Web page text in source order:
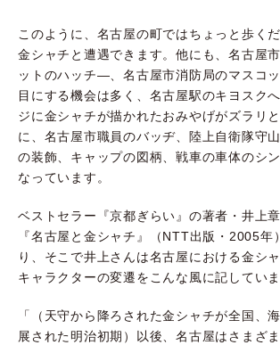
このように、名古屋の町ではちょっと歩く
金シャチと遭遇できます。他にも、名古屋
ットのハッチ―、名古屋市消防局のマスコ
目にする機会は多く、名古屋駅のキヨスク
ジに金シャチが描かれたおみやげがズラリ
に、名古屋市職員のバッヂ、陸上自衛隊守
の装飾、キャップの図柄、戦車の車体のシ
なっています。
ベストセラー『京都ぎらい』の著者・井上
『名古屋と金シャチ』（NTT出版・ 2005年
り、そこで井上さんは名古屋における金シ
キャラクターの変遷をこんな風に記していま
「（天守から降ろされた金シャチが全国、
展された明治初期）以後、名古屋はさまざ